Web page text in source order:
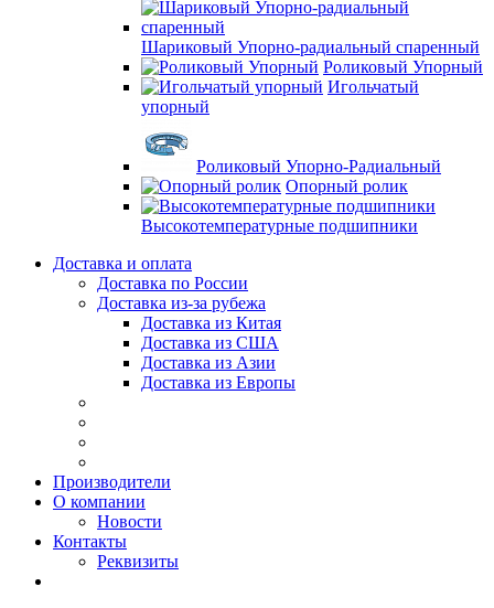
Шариковый Упорно-радиальный спаренный
Роликовый Упорный
Игольчатый
упорный
Роликовый Упорно-Радиальный
Опорный ролик
Высокотемпературные подшипники
Доставка и оплата
Доставка по России
Доставка из-за рубежа
Доставка из Китая
Доставка из США
Доставка из Азии
Доставка из Европы
Производители
О компании
Новости
Контакты
Реквизиты